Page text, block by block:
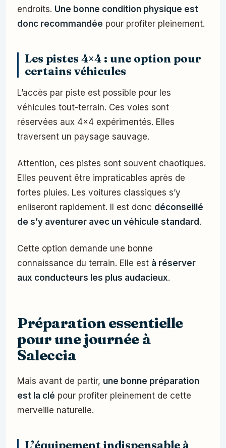
endroits. Une bonne condition physique est
donc recommandée pour profiter pleinement.
Les pistes 4×4 : une option pour
certains véhicules
L’accès par piste est possible pour les
véhicules tout-terrain. Ces voies sont
réservées aux 4×4 expérimentés. Elles
traversent un paysage sauvage.
Attention, ces pistes sont souvent chaotiques.
Elles peuvent être impraticables après de
fortes pluies. Les voitures classiques s’y
enliseront rapidement. Il est donc déconseillé
de s’y aventurer avec un véhicule standard .
Cette option demande une bonne
connaissance du terrain. Elle est à réserver
aux conducteurs les plus audacieux.
Préparation essentielle
pour une journée à
Saleccia
Mais avant de partir, une bonne préparation
est la clé pour profiter pleinement de cette
merveille naturelle.
L’équipement indispensable à